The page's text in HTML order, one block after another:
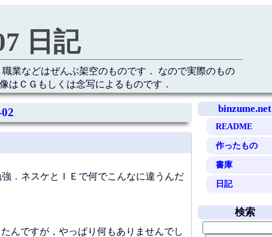
日記
業などはぜんぶ架空のものです． なので実際のもの
はＣＧもしくは念写によるものです．
binzume.net
README
作ったもの
書庫
日記
．ネスケとＩＥで何でこんなに違うんだ
んですが，やっぱり何もありませんでし
検索